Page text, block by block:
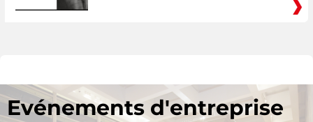
Evénements d'entreprise